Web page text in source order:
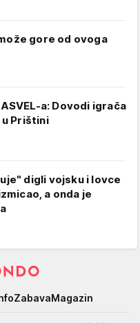
gore od ovoga
a: Dovodi igrača
Prištini
digli vojsku i lovce
a onda je
ZabavaMagazin